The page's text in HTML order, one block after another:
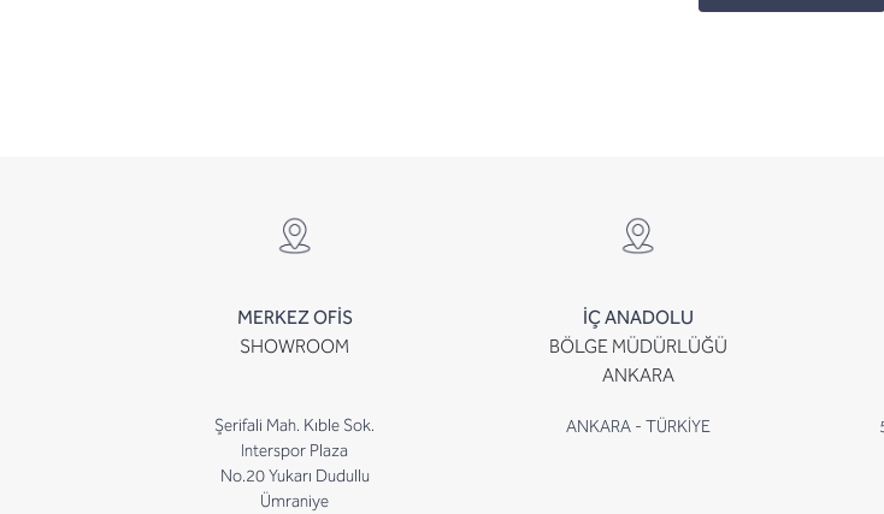
MERKEZ OFİS
SHOWROOM
Şerifali Mah. Kıble Sok.
Interspor Plaza
No.20 Yukarı Dudullu
Ümraniye
İÇ ANADOLU
BÖLGE MÜDÜRLÜĞÜ
ANKARA
ANKARA - TÜRKİYE